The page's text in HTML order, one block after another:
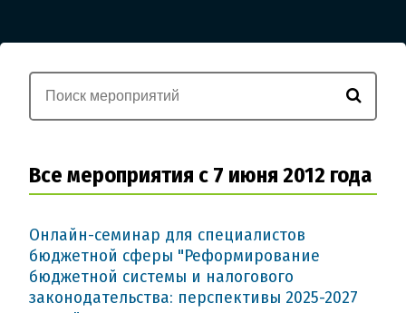
Все мероприятия с 7 июня 2012 года
Онлайн-семинар для специалистов
бюджетной сферы "Реформирование
бюджетной системы и налогового
законодательства: перспективы 2025-2027